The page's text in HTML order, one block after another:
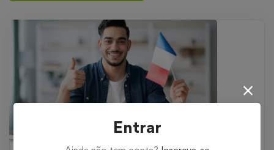
Entrar